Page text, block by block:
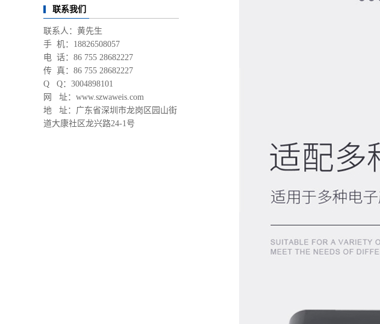
联系我们
联系人：黄先生
手 机：18826508057
电 话：86 755 28682227
传 真：86 755 28682227
Q Q：3004898101
网 址：www.szwaweis.com
地 址： 广东省深圳市龙岗区园山街
道大康社区龙兴路24-1号